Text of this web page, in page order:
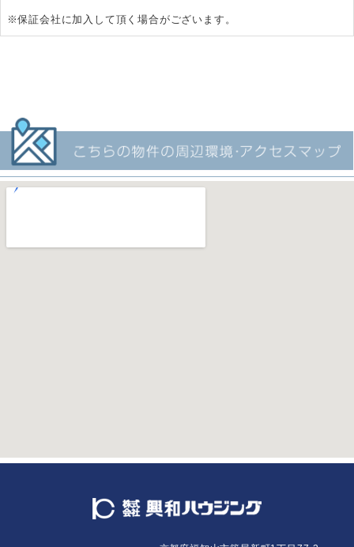
※保証会社に加入して頂く場合がございます。